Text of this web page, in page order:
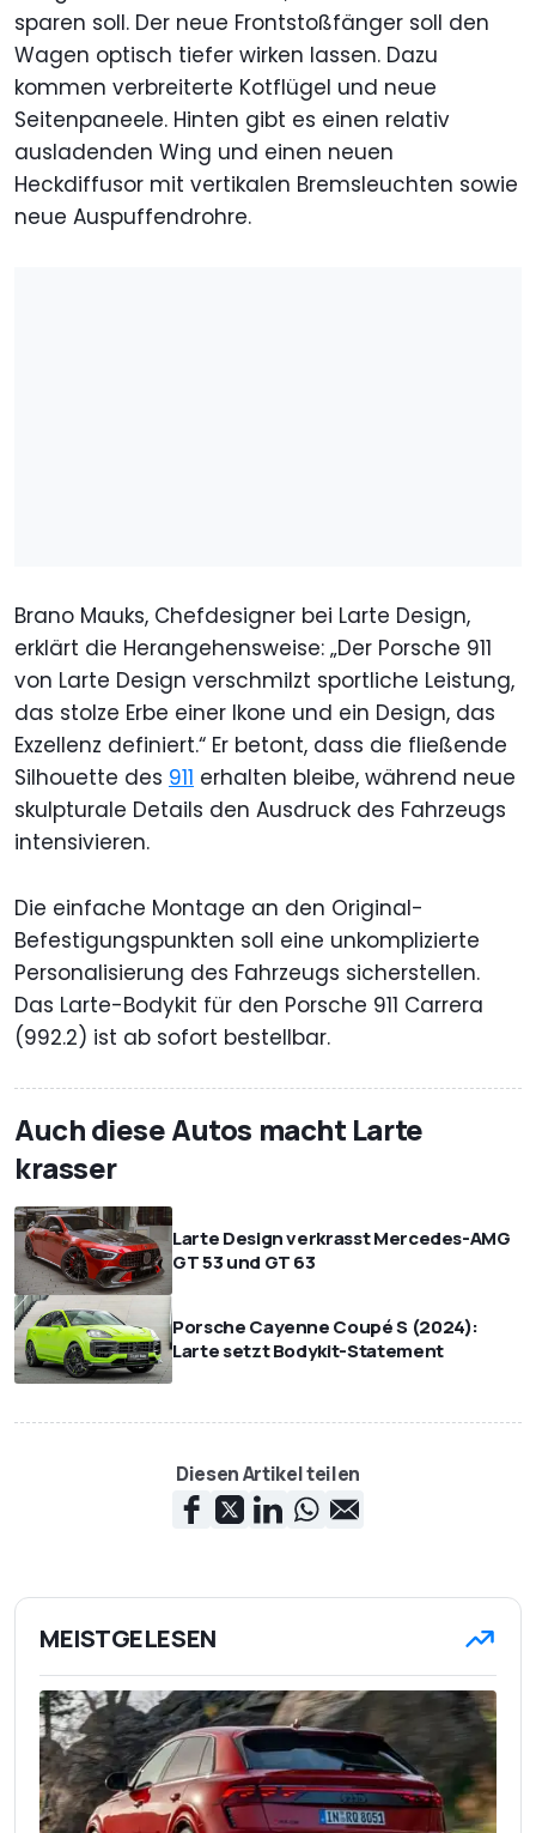
sparen soll. Der neue Frontstoßfänger soll den
Wagen optisch tiefer wirken lassen. Dazu
kommen verbreiterte Kotflügel und neue
Seitenpaneele. Hinten gibt es einen relativ
ausladenden Wing und einen neuen
Heckdiffusor mit vertikalen Bremsleuchten sowie
neue Auspuffendrohre.
Brano Mauks, Chefdesigner bei Larte Design,
erklärt die Herangehensweise: „Der Porsche 911
von Larte Design verschmilzt sportliche Leistung,
das stolze Erbe einer Ikone und ein Design, das
Exzellenz definiert.“ Er betont, dass die fließende
Silhouette des 911 erhalten bleibe, während neue
skulpturale Details den Ausdruck des Fahrzeugs
intensivieren.
Die einfache Montage an den Original-
Befestigungspunkten soll eine unkomplizierte
Personalisierung des Fahrzeugs sicherstellen.
Das Larte-Bodykit für den Porsche 911 Carrera
(992.2) ist ab sofort bestellbar.
Auch diese Autos macht Larte
krasser
Larte Design verkrasst Mercedes-AMG
GT 53 und GT 63
Porsche Cayenne Coupé S (2024):
Larte setzt Bodykit-Statement
Diesen Artikel teilen
MEISTGELESEN